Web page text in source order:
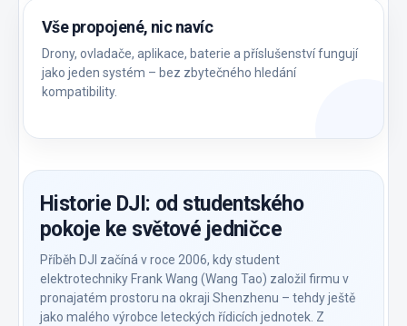
Vše propojené, nic navíc
Drony, ovladače, aplikace, baterie a příslušenství fungují
jako jeden systém – bez zbytečného hledání
kompatibility.
Historie DJI: od studentského
pokoje ke světové jedničce
Příběh DJI začíná v roce 2006, kdy student
elektrotechniky Frank Wang (Wang Tao) založil firmu v
pronajatém prostoru na okraji Shenzhenu – tehdy ještě
jako malého výrobce leteckých řídicích jednotek. Z